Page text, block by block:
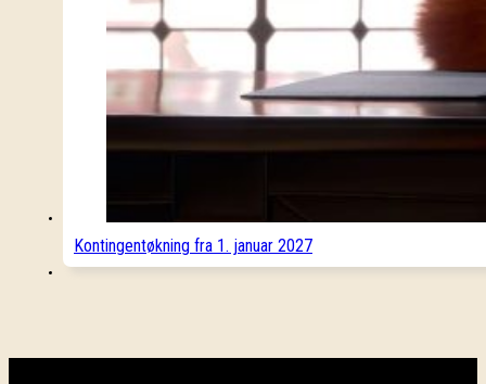
Kontingentøkning fra 1. januar 2027